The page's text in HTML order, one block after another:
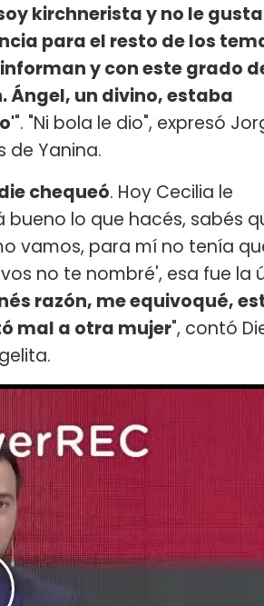
kirchnerista y no le
para el resto de los
y con este grado
Ángel, un divino, estaba
". "Ni bola le dio", expresó
de Yanina.
chequeó. Hoy Cecilia le
bueno lo que hacés, sabés
vamos, para mí no tenía
no te nombré', esa fue la
razón, me equivoqué,
mal a otra mujer", contó